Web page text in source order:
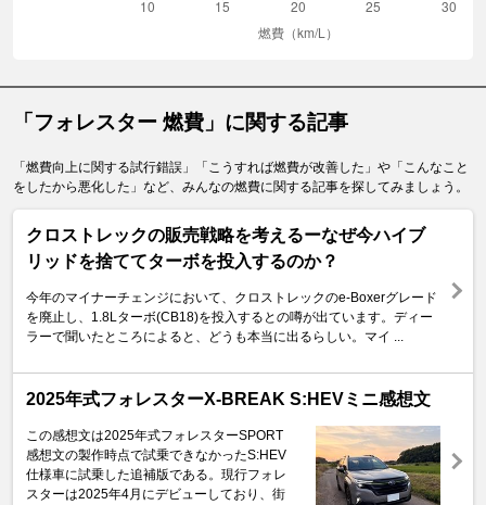
「フォレスター 燃費」に関する記事
「燃費向上に関する試行錯誤」「こうすれば燃費が改善した」や「こんなこと
をしたから悪化した」など、みんなの燃費に関する記事を探してみましょう。
クロストレックの販売戦略を考えるーなぜ今ハイブ
リッドを捨ててターボを投入するのか？
今年のマイナーチェンジにおいて、クロストレックのe-Boxerグレード
を廃止し、1.8Lターボ(CB18)を投入するとの噂が出ています。ディー
ラーで聞いたところによると、どうも本当に出るらしい。マイ ...
2025年式フォレスターX-BREAK S:HEVミニ感想文
この感想文は2025年式フォレスターSPORT
感想文の製作時点で試乗できなかったS:HEV
仕様車に試乗した追補版である。現行フォレ
スターは2025年4月にデビューしており、街